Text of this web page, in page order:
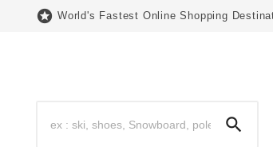
 World's Fastest Online Shopping
